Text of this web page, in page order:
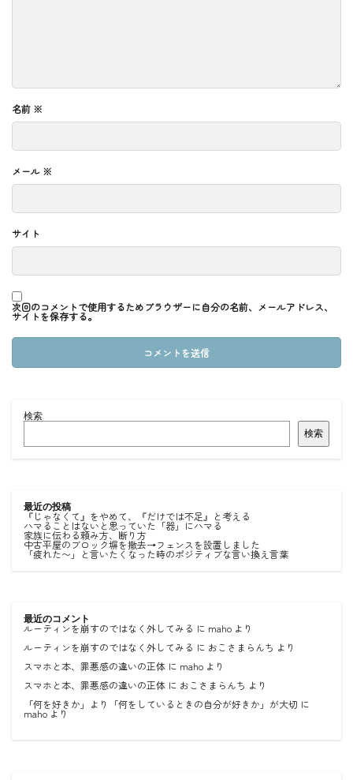
名前 ※
メール ※
サイト
次回のコメントで使用するためブラウザーに自分の名前、メールアドレス、
サイトを保存する。
検索
検索
最近の投稿
『じゃなくて』をやめて、『だけでは不足』と考える
ハマることはないと思っていた「器」にハマる
家族に伝わる頼み方、断り方
中古平屋のブロック塀を撤去→フェンスを設置しました
「疲れた〜」と言いたくなった時のポジティブな言い換え言葉
最近のコメント
ルーティンを崩すのではなく外してみる に maho より
ルーティンを崩すのではなく外してみる に おこさまらんち より
スマホと本、罪悪感の違いの正体 に maho より
スマホと本、罪悪感の違いの正体 に おこさまらんち より
「何を好きか」より「何をしているときの自分が好きか」が大切 に
mahoより